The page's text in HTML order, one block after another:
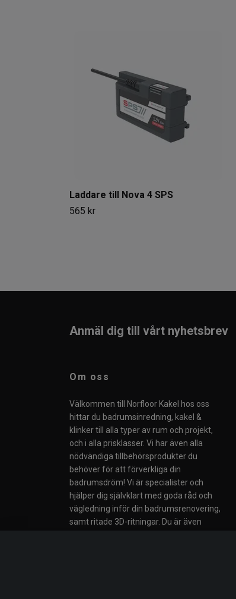
Laddare till Nova 4 SPS
565 kr
Anmäl dig till vårt nyhetsbrev
Om oss
Välkommen till Norfloor Kakel hos oss
hittar du badrumsinredning, kakel &
klinker till alla typer av rum och projekt,
och i alla prisklasser. Vi har även alla
nödvändiga tillbehörsprodukter du
behöver för att förverkliga din
badrumsdröm! Vi är specialister och
hjälper dig självklart med goda råd och
vägledning inför din badrumsrenovering,
samt ritade 3D-ritningar. Du är även